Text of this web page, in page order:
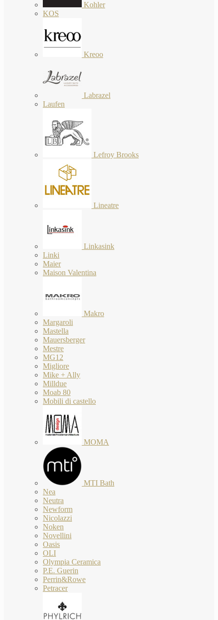
Kohler
KOS
Kreoo
Labrazel
Laufen
Lefroy Brooks
Lineatre
Linkasink
Linki
Maier
Maison Valentina
Makro
Margaroli
Mastella
Mauersberger
Mestre
MG12
Migliore
Mike + Ally
Milldue
Moab 80
Mobili di castello
MOMA
MTI Bath
Nea
Neutra
Newform
Nicolazzi
Noken
Novellini
Oasis
OLI
Olympia Ceramica
P.E. Guerin
Perrin&Rowe
Petracer